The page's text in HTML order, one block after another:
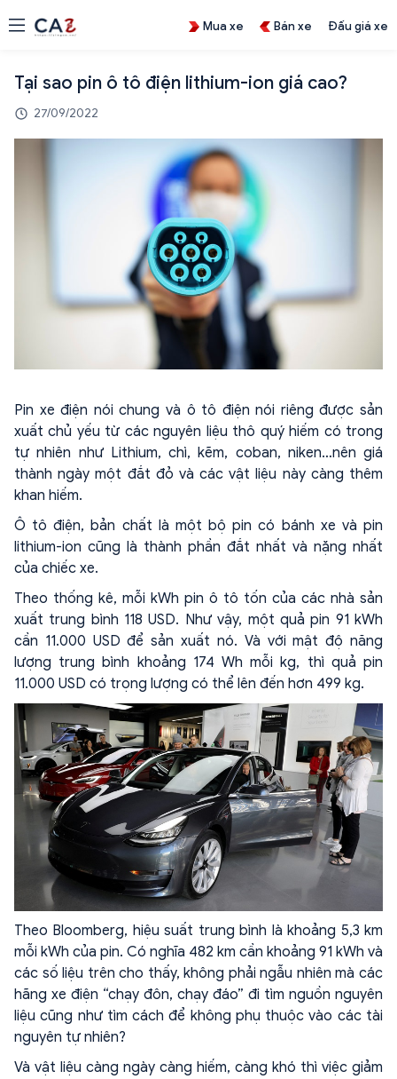
Mua xe Bán xe Đấu giá xe
Tại sao pin ô tô điện lithium-ion giá cao?
27/09/2022
Pin xe điện nói chung và ô tô điện nói riêng được sản
xuất chủ yếu từ các nguyên liệu thô quý hiếm có trong
tự nhiên như Lithium, chì, kẽm, coban, niken…nên giá
thành ngày một đắt đỏ và các vật liệu này càng thêm
khan hiếm.
Ô tô điện, bản chất là một bộ pin có bánh xe và pin
lithium-ion cũng là thành phần đắt nhất và nặng nhất
của chiếc xe.
Theo thống kê, mỗi kWh pin ô tô tốn của các nhà sản
xuất trung bình 118 USD. Như vậy, một quả pin 91 kWh
cần 11.000 USD để sản xuất nó. Và với mật độ năng
lượng trung bình khoảng 174 Wh mỗi kg, thì quả pin
11.000 USD có trọng lượng có thể lên đến hơn 499 kg.
Theo Bloomberg, hiệu suất trung bình là khoảng 5,3 km
mỗi kWh của pin. Có nghĩa 482 km cần khoảng 91 kWh và
các số liệu trên cho thấy, không phải ngẫu nhiên mà các
hãng xe điện “chạy đôn, chạy đáo” đi tìm nguồn nguyên
liệu cũng như tìm cách để không phụ thuộc vào các tài
nguyên tự nhiên?
Và vật liệu càng ngày càng hiếm, càng khó thì việc giảm